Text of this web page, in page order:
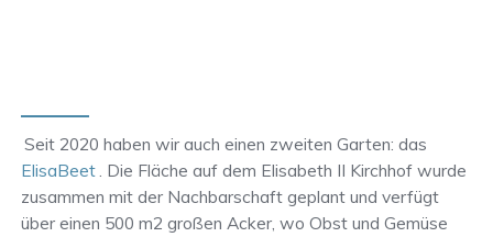
Seit 2020 haben wir auch einen zweiten Garten: das
ElisaBeet. Die Fläche auf dem Elisabeth II Kirchhof wurde
zusammen mit der Nachbarschaft geplant und verfügt
über einen 500 m2 großen Acker, wo Obst und Gemüse